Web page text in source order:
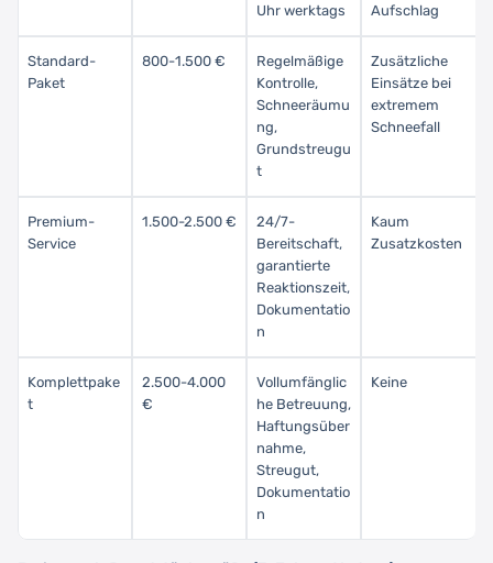
Uhr werktags Aufschlag
Standard-
Paket
800-1.500 €
Regelmäßige
Kontrolle,
Schneeräumu
ng,
Grundstreugu
t
Zusätzliche
Einsätze bei
extremem
Schneefall
Premium-
Service
1.500-2.500 €
24/7-
Bereitschaft,
garantierte
Reaktionszeit,
Dokumentatio
n
Kaum
Zusatzkosten
Komplettpake
t
2.500-4.000
€
Vollumfänglic
he Betreuung,
Haftungsüber
nahme,
Streugut,
Dokumentatio
n
Keine